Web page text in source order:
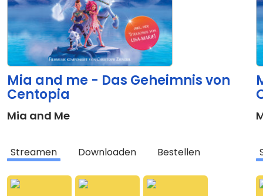
Mia and me - Das Geheimnis von
Centopia
Mia and Me
Streamen Downloaden Bestellen